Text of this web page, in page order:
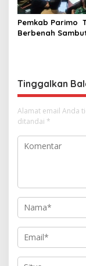
Pemkab Parimo
Berbenah
Tinggalkan
Alamat email Anda
ditandai *